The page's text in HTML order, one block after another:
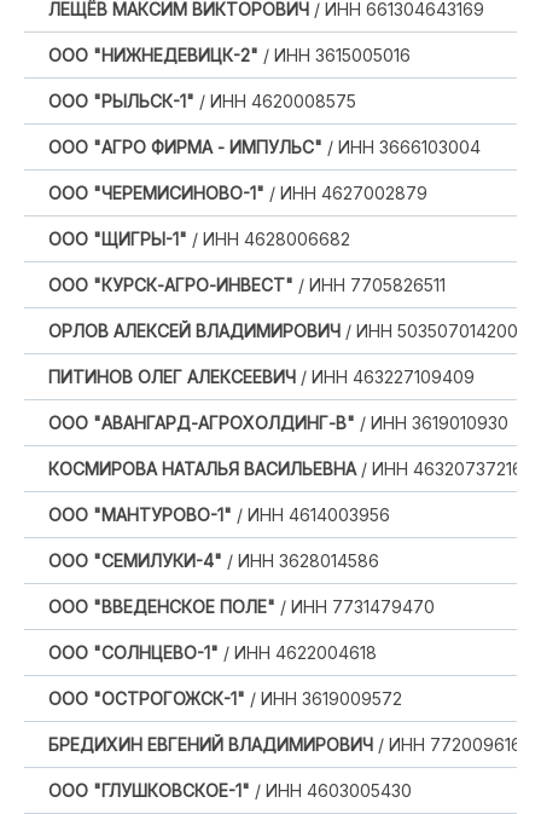
ЛЕЩЁВ МАКСИМ ВИКТОРОВИЧ / ИНН 661304643169
ООО "НИЖНЕДЕВИЦК-2" / ИНН 3615005016
ООО "РЫЛЬСК-1" / ИНН 4620008575
ООО "АГРО ФИРМА - ИМПУЛЬС" / ИНН 3666103004
ООО "ЧЕРЕМИСИНОВО-1" / ИНН 4627002879
ООО "ЩИГРЫ-1" / ИНН 4628006682
ООО "КУРСК-АГРО-ИНВЕСТ" / ИНН 7705826511
ОРЛОВ АЛЕКСЕЙ ВЛАДИМИРОВИЧ / ИНН 503507014200
ПИТИНОВ ОЛЕГ АЛЕКСЕЕВИЧ / ИНН 463227109409
ООО "АВАНГАРД-АГРОХОЛДИНГ-В" / ИНН 3619010930
КОСМИРОВА НАТАЛЬЯ ВАСИЛЬЕВНА / ИНН 463207372169
ООО "МАНТУРОВО-1" / ИНН 4614003956
ООО "СЕМИЛУКИ-4" / ИНН 3628014586
ООО "ВВЕДЕНСКОЕ ПОЛЕ" / ИНН 7731479470
ООО "СОЛНЦЕВО-1" / ИНН 4622004618
ООО "ОСТРОГОЖСК-1" / ИНН 3619009572
БРЕДИХИН ЕВГЕНИЙ ВЛАДИМИРОВИЧ / ИНН
ООО "ГЛУШКОВСКОЕ-1" / ИНН 4603005430